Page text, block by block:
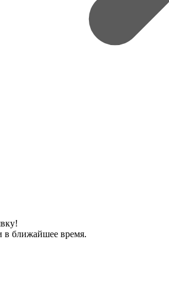
ближайшее время.